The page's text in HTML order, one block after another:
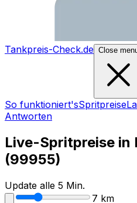
Tankpreis-Check.de Close
So funktioniert'sSpritpreise
Antworten
Live-Spritpreise in
(99955)
Update alle 5 Min.
7 km